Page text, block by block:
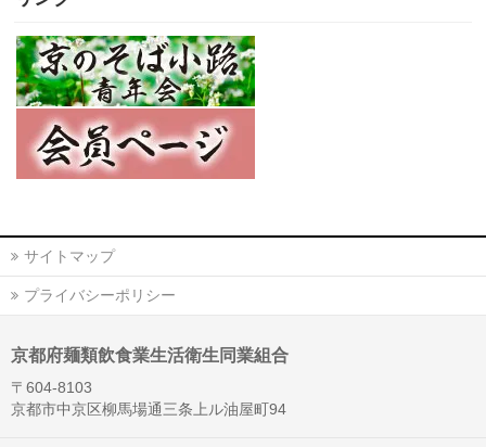
サイトマップ
プライバシーポリシー
京都府麺類飲食業生活衛生同業組合
〒604-8103
京都市中京区柳馬場通三条上ル油屋町94